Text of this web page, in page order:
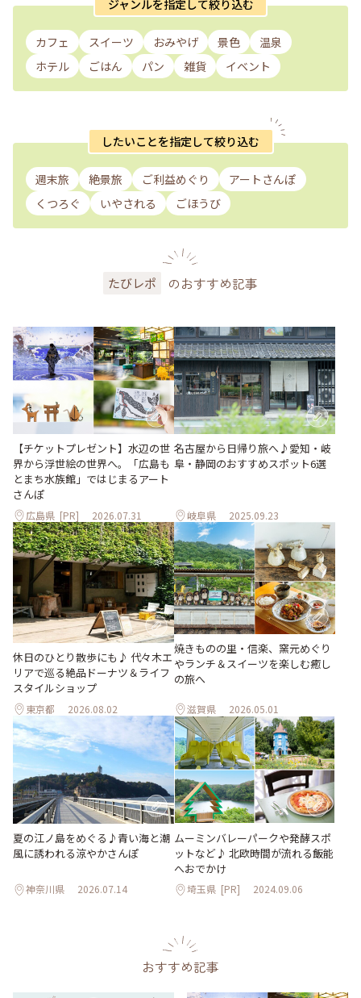
ジャンルを指定して絞り込む
カフェ スイーツ おみやげ 景色
温泉
ホテル
ごはん パン 雑貨 イベント
したいことを指定して絞り込む
週末旅 絶景旅 ご利益めぐり
アートさんぽ
くつろぐ
いやされる ごほうび
たびレポ のおすすめ記事
【チケットプレゼント】水辺の世
界から浮世絵の世界へ。「広島も
とまち水族館」ではじまるアート
さんぽ
広島県 [PR] 2026.07.31
名古屋から日帰り旅へ♪愛知・岐
阜・静岡のおすすめスポット6選
岐阜県 2025.09.23
休日のひとり散歩にも♪ 代々木エ
リアで巡る絶品ドーナツ＆ライフ
スタイルショップ
東京都 2026.08.02
焼きものの里・信楽、窯元めぐり
やランチ＆スイーツを楽しむ癒し
の旅へ
滋賀県 2026.05.01
夏の江ノ島をめぐる♪青い海と潮
風に誘われる涼やかさんぽ
神奈川県 2026.07.14
ムーミンバレーパークや発酵スポ
ットなど♪ 北欧時間が流れる飯能
へおでかけ
埼玉県 [PR] 2024.09.06
おすすめ記事